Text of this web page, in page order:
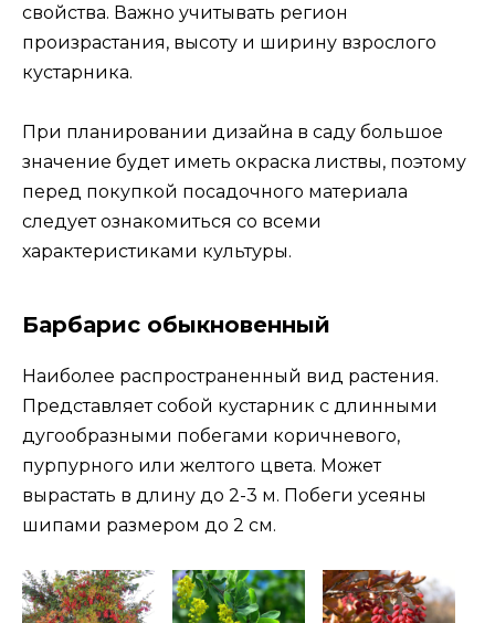
свойства. Важно учитывать регион
произрастания, высоту и ширину взрослого
кустарника.
При планировании дизайна в саду большое
значение будет иметь окраска листвы, поэтому
перед покупкой посадочного материала
следует ознакомиться со всеми
характеристиками культуры.
Барбарис обыкновенный
Наиболее распространенный вид растения.
Представляет собой кустарник с длинными
дугообразными побегами коричневого,
пурпурного или желтого цвета. Может
вырастать в длину до 2-3 м. Побеги усеяны
шипами размером до 2 см.